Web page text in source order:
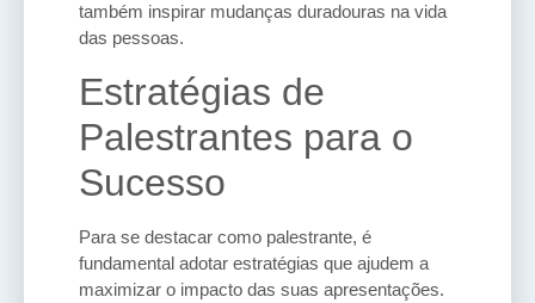
também inspirar mudanças duradouras na vida
das pessoas.
Estratégias de
Palestrantes para o
Sucesso
Para se destacar como palestrante, é
fundamental adotar estratégias que ajudem a
maximizar o impacto das suas apresentações.